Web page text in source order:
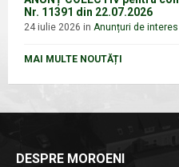
Nr. 11391 din 22.07.2026
24 iulie 2026 in Anunțuri de
MAI MULTE NOUTĂȚI
DESPRE MOROENI